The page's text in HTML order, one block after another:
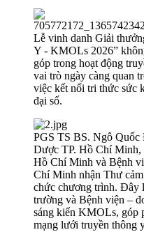
Lễ vinh danh Giải
Y - KMOLs 2026”
góp trong hoạt động
vai trò ngày càng quan
việc kết nối tri thức sức
đại số.
PGS TS BS. Ngô
Dược TP. Hồ Chí
Hồ Chí Minh và Bệnh
Chí Minh nhận Thư
chức chương trình. Đây
trường và Bệnh viện –
sáng kiến KMOLs, góp
mạng lưới truyền thông